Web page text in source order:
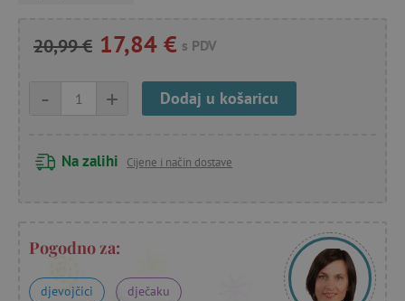
20,99 € 17,84 € s PDV
+
- Dodaj u košaricu
Na zalihi Cijene i način dostave
Pogodno za:
djevojčici dječaku